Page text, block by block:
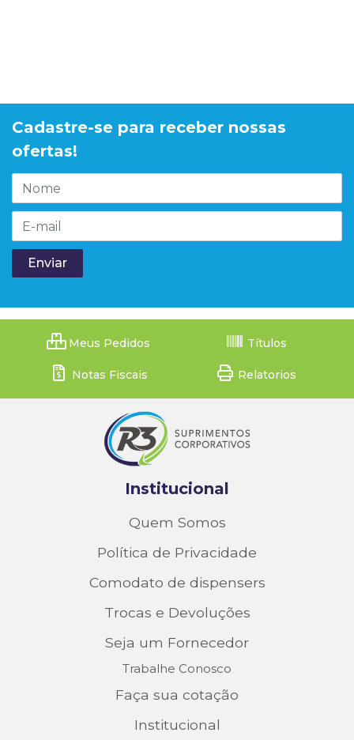
Cadastre-se para receber nossas
ofertas!
Meus Pedidos Títulos
Notas Fiscais Relatorios
Institucional
Quem Somos
Política de Privacidade
Comodato de dispensers
Trocas e Devoluções
Seja um Fornecedor
Trabalhe Conosco
Faça sua cotação
Institucional